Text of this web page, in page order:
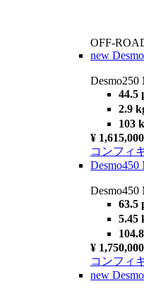
OFF-
new
Desmo250
44.5
2.9
103
¥ 1,615,000
コンフィ
Desmo450
Desmo450
63.5
5.45
¥ 1,750,000
コンフィ
new